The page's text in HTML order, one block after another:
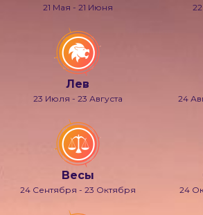
21 Мая - 21 Июня
Лев
23 Июля - 23 Августа 24
Весы
24 Сентября - 23 Октября 24